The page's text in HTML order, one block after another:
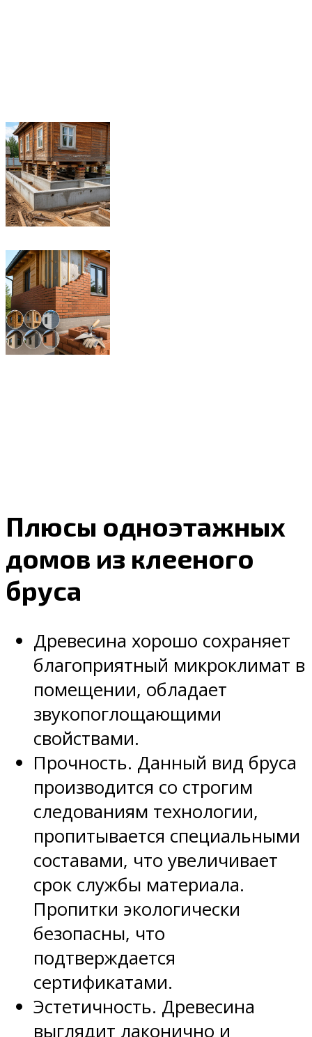
Плюсы одноэтажных
домов из клееного
бруса
Древесина хорошо сохраняет
благоприятный микроклимат в
помещении, обладает
звукопоглощающими
свойствами.
Прочность. Данный вид бруса
производится со строгим
следованиям технологии,
пропитывается специальными
составами, что увеличивает
срок службы материала.
Пропитки экологически
безопасны, что
подтверждается
сертификатами.
Эстетичность. Древесина
выглядит лаконично и